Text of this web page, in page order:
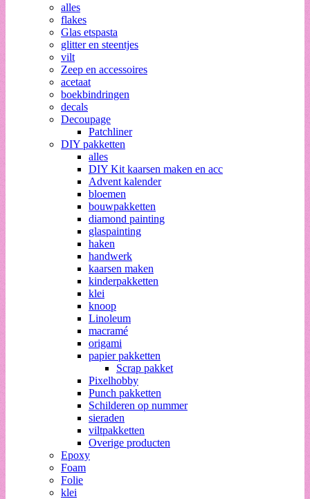
alles
flakes
Glas etspasta
glitter en steentjes
vilt
Zeep en accessoires
acetaat
boekbindringen
decals
Decoupage
Patchliner
DIY pakketten
alles
DIY Kit kaarsen maken en acc
Advent kalender
bloemen
bouwpakketten
diamond painting
glaspainting
haken
handwerk
kaarsen maken
kinderpakketten
klei
knoop
Linoleum
macramé
origami
papier pakketten
Scrap pakket
Pixelhobby
Punch pakketten
Schilderen op nummer
sieraden
viltpakketten
Overige producten
Epoxy
Foam
Folie
klei